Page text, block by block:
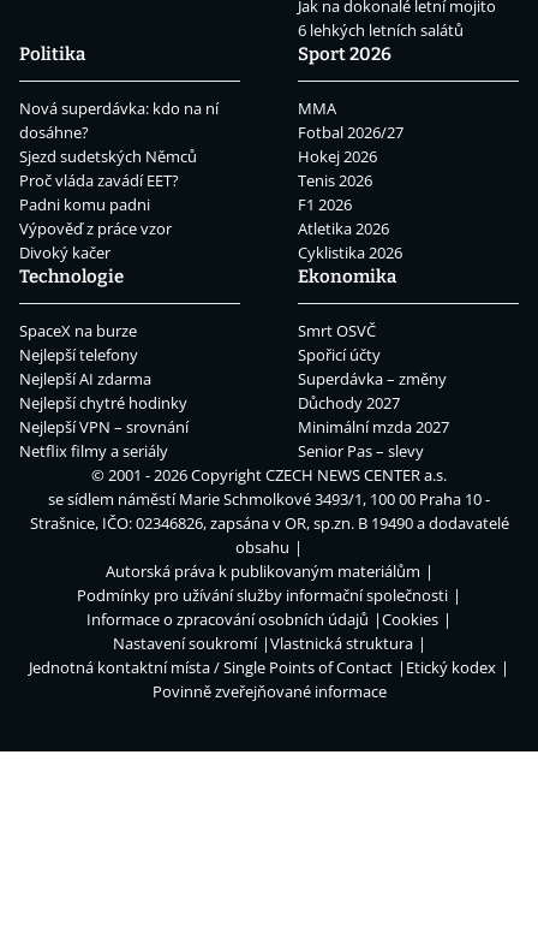
Jak na dokonalé letní mojito
6 lehkých letních salátů
Politika
Nová superdávka: kdo na ní
dosáhne?
Sjezd sudetských Němců
Proč vláda zavádí EET?
Padni komu padni
Výpověď z práce vzor
Divoký kačer
Sport 2026
MMA
Fotbal 2026/27
Hokej 2026
Tenis 2026
F1 2026
Atletika 2026
Cyklistika 2026
Technologie
SpaceX na burze
Nejlepší telefony
Nejlepší AI zdarma
Nejlepší chytré hodinky
Nejlepší VPN – srovnání
Netflix filmy a seriály
Ekonomika
Smrt OSVČ
Spořicí účty
Superdávka – změny
Důchody 2027
Minimální mzda 2027
Senior Pas – slevy
© 2001 - 2026 CopyrightCZECH NEWS CENTER a.s.
se sídlem náměstí Marie Schmolkové 3493/1, 100 00 Praha 10 -
Strašnice, IČO: 02346826, zapsána v OR, sp.zn. B 19490 a dodavatelé
obsahu
Autorská práva k publikovaným materiálům
Podmínky pro užívání služby informační společnosti
Informace o zpracování osobních údajů
Cookies
Nastavení soukromí
Vlastnická struktura
Jednotná kontaktní místa / Single Points of Contact
Etický kodex
Povinně zveřejňované informace